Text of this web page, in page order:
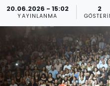
20.06.2026 - 15:02
YAYINLANMA
2
Gündem
KKTC
KKTC YEREL